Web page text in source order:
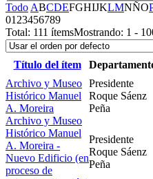
Todo ABCDEFGHIJKLMNÑO
01 23456789
Total: 111 ítemsMostrando: 1 -
Título del ítem
Archivo y Museo
Histórico Manuel
A. Moreira
Presidente
Roque Sáenz
Peña
Archivo y Museo
Histórico Manuel
A. Moreira -
Nuevo Edificio (en
proceso de
Presidente
Roque Sáenz
Peña